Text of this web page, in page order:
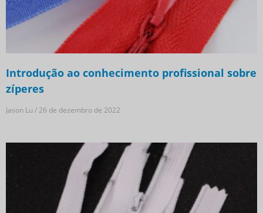
Introdução ao conhecimento profissional sobre
zíperes
Jason Lu 26 de dezembro de 2022